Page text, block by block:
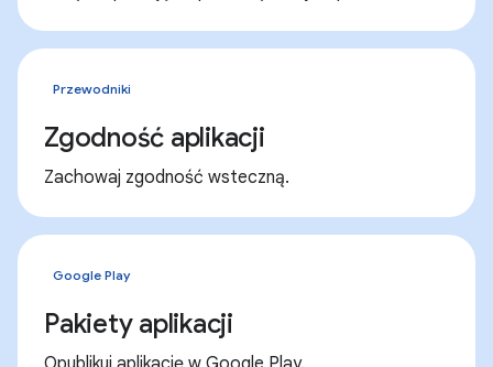
Przewodniki
Zgodność aplikacji
Zachowaj zgodność wsteczną.
Google Play
Pakiety aplikacji